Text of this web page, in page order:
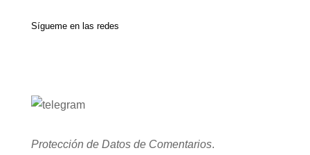
Sígueme en las redes
Protección de Datos de Comentarios.